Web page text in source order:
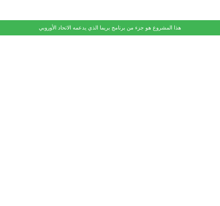
هذا المشروع هو جزء من برنامج بريما الذي يدعمه الاتحاد الأوروبي